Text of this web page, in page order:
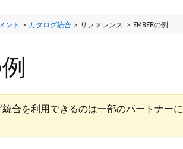
ント > カタログ統合 > リファレンス > EMBERの例
統合を利用できるのは一部のパートナー